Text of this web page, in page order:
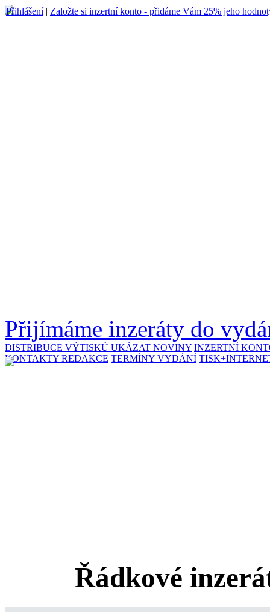
Přihlášení| Založte si inzertní konto - přidáme Vám 25% jeho
Přijímáme inzeráty do
DISTRIBUCE VÝTISKŮ UKÁZAT NOVINY INZERTNÍ
KONTAKTY REDAKCE TERMÍNY VYDÁNÍ
Řádkové